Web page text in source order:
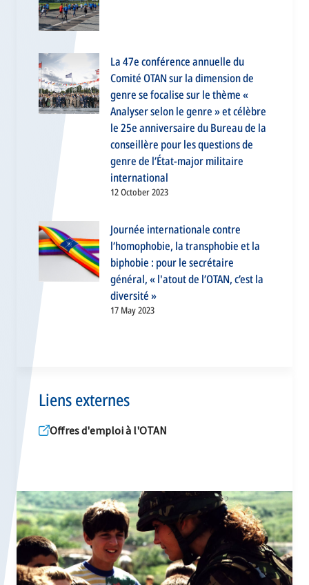
La 47e conférence annuelle du
Comité OTAN sur la dimension de
genre se focalise sur le thème «
Analyser selon le genre » et célèbre
le 25e anniversaire du Bureau de la
conseillère pour les questions de
genre de l’État-major militaire
international
12 October 2023
Journée internationale contre
l’homophobie, la transphobie et la
biphobie : pour le secrétaire
général, « l'atout de l’OTAN, c’est la
diversité »
17 May 2023
Liens externes
Offres d'emploi à l'OTAN